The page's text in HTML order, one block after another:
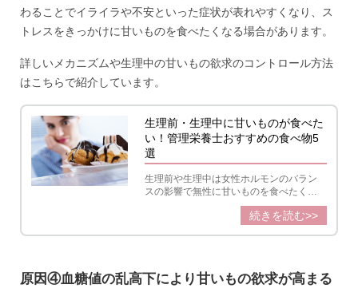
わることでイライラや不安といった症状が表れやすくなり、ス
トレスをきっかけに甘いものを食べたくなる場合があります。
詳しいメカニズムや生理中の甘いもの欲求のコントロール方法
はこちらで紹介しています。
生理前・生理中に甘いものが食べた
い！管理栄養士おすすめの食べ物5
選
生理前や生理中は女性ホルモンのバラン
スの影響で無性に甘いものを食べたくな
ることがあります。そこで管理栄養士が
我慢できないときの対処法や 生理中の不
続きを読む>>
原因④血糖値の乱高下により甘いもの欲求が高まる